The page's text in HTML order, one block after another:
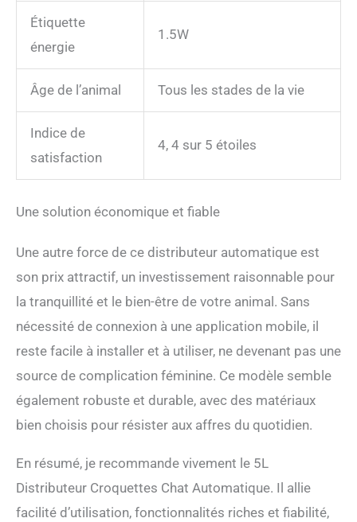
d'électricité, mais
fonctionnerait quand même
l'distributeur croquette chat
n'est pas seulement relié à
également d'une batterie.
Vous n'avez donc pas à
fonctionne pas en cas de
Les piles ne sont pas
incluses dans l'emballage.
des étapes de démontage
faciles pour simplifier les
maman. La marque
BEMOONY offre une
problème, la maman peut
les contacter.
Étiquette
énergie
1.5W
Âge de l’animal Tous les stades de la vie
Indice de
satisfaction
4, 4 sur 5 étoiles
Une solution économique et fiable
Une autre force de ce distributeur automatique est
son prix attractif, un investissement raisonnable pour
la tranquillité et le bien-être de votre animal. Sans
nécessité de connexion à une application mobile, il
reste facile à installer et à utiliser, ne devenant pas une
source de complication féminine. Ce modèle semble
également robuste et durable, avec des matériaux
bien choisis pour résister aux affres du quotidien.
En résumé, je recommande vivement le 5L
Distributeur Croquettes Chat Automatique. Il allie
facilité d’utilisation, fonctionnalités riches et fiabilité,